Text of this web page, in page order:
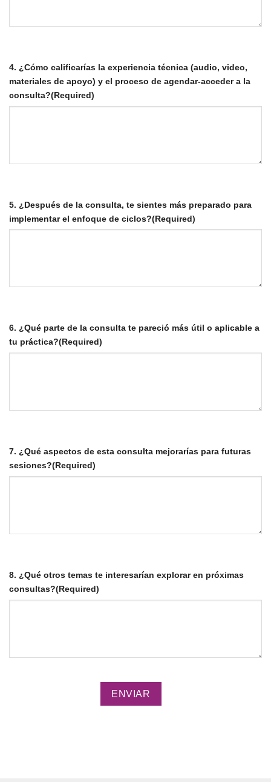
4. ¿Cómo calificarías la experiencia técnica (audio, video,
materiales de apoyo) y el proceso de agendar-acceder a la
consulta?(Required)
5. ¿Después de la consulta, te sientes más preparado para
implementar el enfoque de ciclos?(Required)
6. ¿Qué parte de la consulta te pareció más útil o aplicable a
tu práctica?(Required)
7. ¿Qué aspectos de esta consulta mejorarías para futuras
sesiones?(Required)
8. ¿Qué otros temas te interesarían explorar en próximas
consultas?(Required)